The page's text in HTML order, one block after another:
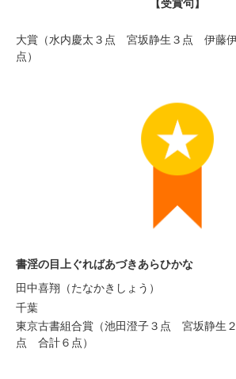
【受賞句】
大賞（水内慶太３点 宮坂静生３点 伊藤
点）
書淫の目上ぐればあづきあらひかな
田中喜翔（たなかきしょう）
千葉
東京古書組合賞（池田澄子３点 宮坂静生
点 合計６点）